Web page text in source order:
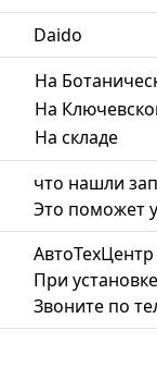
Daido
На
На
На складе
что нашли
Это поможет
При
Звоните по